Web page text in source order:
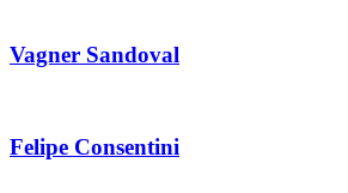
Vagner Sandoval
Felipe Consentini